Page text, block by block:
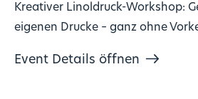
Kreativer Linoldruck-Workshop:
eigenen Drucke – ganz ohne
Event Details öffnen